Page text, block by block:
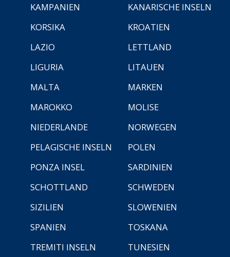
KAMPANIEN
KANARISCHE INSELN
KORSIKA
KROATIEN
LAZIO
LETTLAND
LIGURIA
LITAUEN
MALTA
MARKEN
MAROKKO
MOLISE
NIEDERLANDE
NORWEGEN
PELAGISCHE INSELN
POLEN
PONZA INSEL
SARDINIEN
SCHOTTLAND
SCHWEDEN
SIZILIEN
SLOWENIEN
SPANIEN
TOSKANA
TREMITI INSELN
TUNESIEN